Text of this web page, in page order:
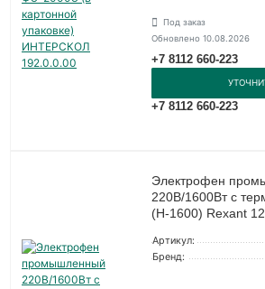
Под заказ
Обновлено 10.08.2026
+7 8112 660-223
+7 8112 660-223
Электрофен
220В/1600Вт с
(H-1600) Rexant
Артикул:
Бренд: